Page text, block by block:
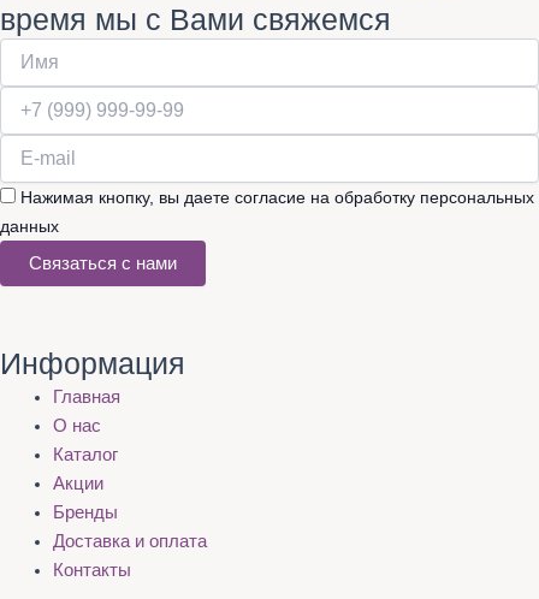
время мы с Вами свяжемся
Нажимая кнопку, вы даете согласие на обработку персональных
данных
Связаться с нами
Информация
Главная
О нас
Каталог
Акции
Бренды
Доставка и оплата
Контакты